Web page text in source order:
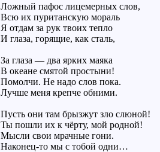
Ложный пафос лицемерных слов,
Всю их пуританскую мораль
Я отдам за рук твоих тепло
И глаза, горящие, как сталь,
За глаза — два ярких маяка
В океане смятой простыни!
Помолчи. Не надо слов пока.
Лучше меня крепче обними.
Пусть они там брызжут зло слюной!
Ты пошли их к чёрту, мой родной!
Мысли свои мрачные гони.
Наконец-то мы с тобой одни…